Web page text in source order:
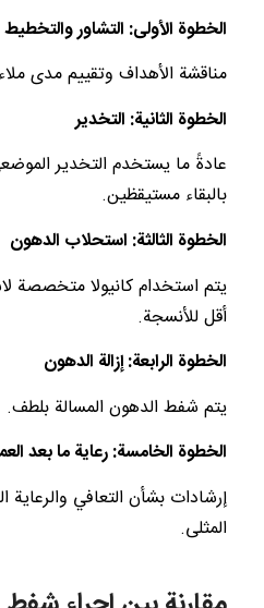
الخطوة الأولى: التشاور والتخطيط
مناقشة الأهداف وتقييم مدى
الخطوة الثانية: التخدير
عادةً ما يستخدم التخدير
بالبقاء مستيقظين.
الخطوة الثالثة: استحلاب الدهون
يتم استخدام كانيولا متخصصة
أقل للأنسجة.
الخطوة الرابعة: إزالة الدهون
يتم شفط الدهون المسالة بلطف.
الخطوة الخامسة: رعاية ما بعد
إرشادات بشأن التعافي والرعاية
المثلى.